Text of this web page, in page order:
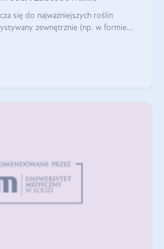
się do najważniejszych roślin
zewnętrznie (np. w formie